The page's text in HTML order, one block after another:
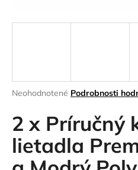
Priemerné
produktu
je
0,0
Neohodnotené Podrobnosti
2 x Príručný
lietadla
s
ť